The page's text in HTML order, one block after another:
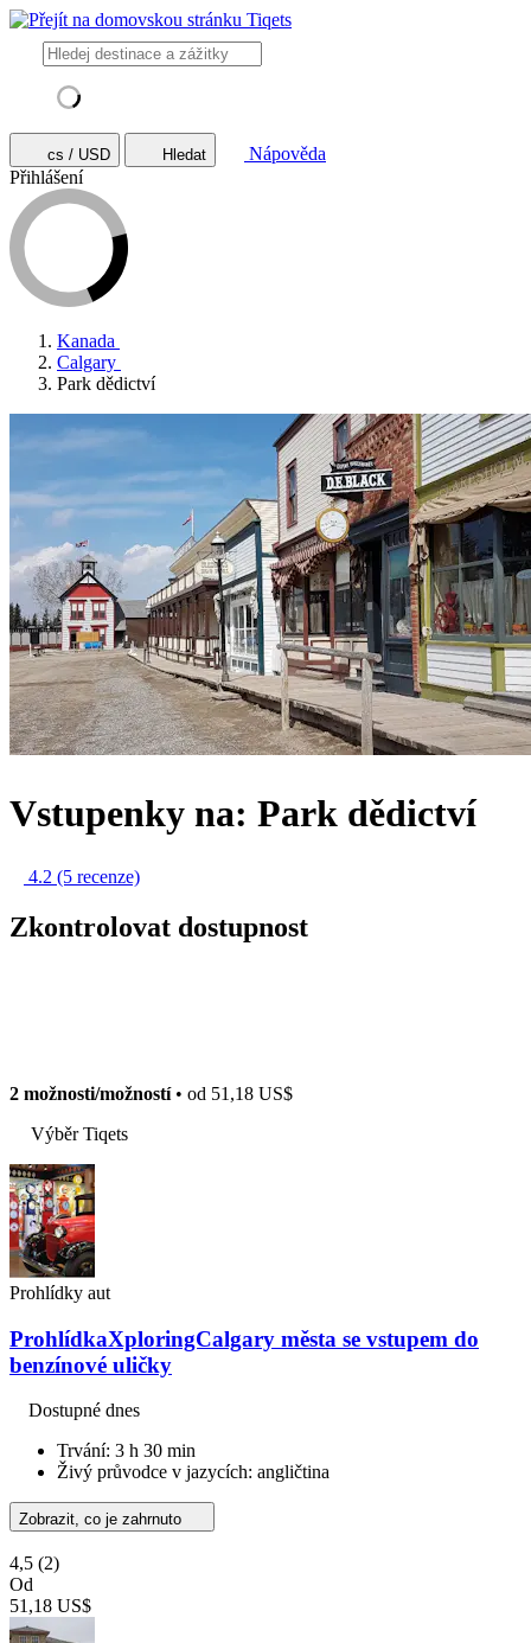
cs / USD Hledat
Nápověda
Přihlášení
Kanada
Calgary
Park dědictví
Vstupenky na: Park dědictví
4.2 (5 recenze)
Zkontrolovat dostupnost
2 možnosti/možností• od 51,18 US$
Výběr Tiqets
Prohlídky aut
ProhlídkaXploringCalgary města se vstupem do
benzínové uličky
Dostupné dnes
Trvání: 3 h 30 min
Živý průvodce v jazycích: angličtina
Zobrazit, co je zahrnuto
4,5 (2)
Od
51,18 US$